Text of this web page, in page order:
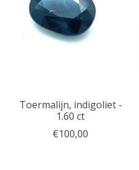
Toermalijn, indigoliet -
1.60 ct
€100,00